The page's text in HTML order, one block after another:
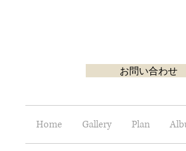
お問い合わせ
Home Gallery Plan